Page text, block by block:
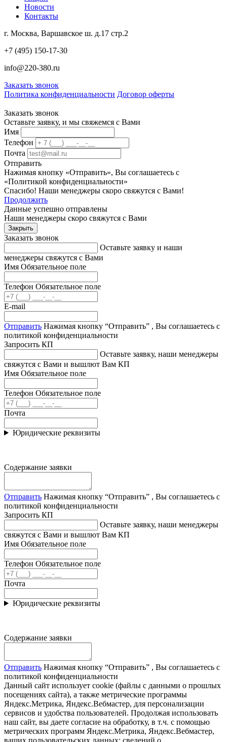
Новости
Контакты
г. Москва, Варшавское ш. д.17 стр.2
+7 (495) 150-17-30
info@220-380.ru
Заказать звонок
Политика конфиденциальности Договор оферты
Заказать звонок
Оставьте заявку, и мы свяжемся с Вами
Имя
Телефон
Почта
Отправить
Нажимая кнопку «Отправить», Вы соглашаетесь с
«Политикой конфиденциальности»
Спасибо! Наши менеджеры скоро свяжутся с Вами!
Продолжить
Данные успешно отправлены
Наши менеджеры скоро свяжутся с Вами
Закрыть
Заказать звонок
Оставьте заявку и наши
менеджеры свяжутся с Вами
Имя Обязательное поле
Телефон Обязательное поле
E-mail
Отправить Нажимая кнопку “Отправить” , Вы соглашаетесь с
политикой конфиденциальности
Запросить КП
Оставьте заявку, наши менеджеры
свяжутся с Вами и вышлют Вам КП
Имя Обязательное поле
Телефон Обязательное поле
Почта
Юридические реквизиты
Содержание заявки
Отправить Нажимая кнопку “Отправить” , Вы соглашаетесь с
политикой конфиденциальности
Запросить КП
Оставьте заявку, наши менеджеры
свяжутся с Вами и вышлют Вам КП
Имя Обязательное поле
Телефон Обязательное поле
Почта
Юридические реквизиты
Содержание заявки
Отправить Нажимая кнопку “Отправить” , Вы соглашаетесь с
политикой конфиденциальности
Данный сайт использует cookie (файлы с данными о прошлых
посещениях сайта), а также метрические программы
Яндекс.Метрика, Яндекс.Вебмастер, для персонализации
сервисов и удобства пользователей. Продолжая использовать
наш сайт, вы даете согласие на обработку, в т.ч. с помощью
метрических программ Яндекс.Метрика, Яндекс.Вебмастер,
ваших пользовательских данных: сведений о